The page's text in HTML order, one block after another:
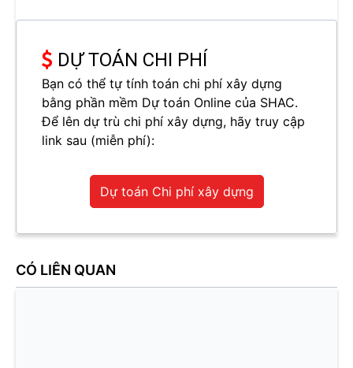
DỰ TOÁN CHI PHÍ
Bạn có thể tự tính toán chi phí xây dựng
bằng phần mềm Dự toán Online của SHAC.
Để lên dự trù chi phí xây dựng, hãy truy cập
link sau (miễn phí):
Dự toán Chi phí xây dựng
CÓ LIÊN QUAN